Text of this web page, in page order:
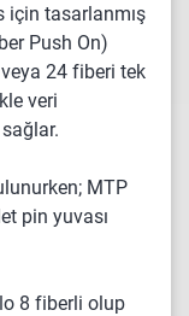
için tasarlanmış
Push On)
24 fiberi tek
veri
MTP
pin yuvası
8 fiberli olup